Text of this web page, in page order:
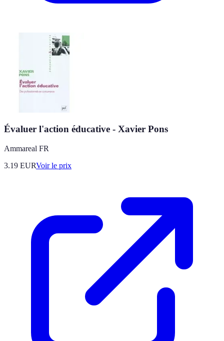
Évaluer l'action éducative - Xavier Pons
Ammareal FR
3.19 EURVoir le prix